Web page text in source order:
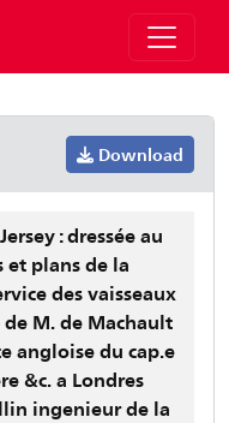
Download
: dressée au
et plans de la
des vaisseaux
M. de Machault
angloise du cap.e
&c. a Londres
ingenieur de la